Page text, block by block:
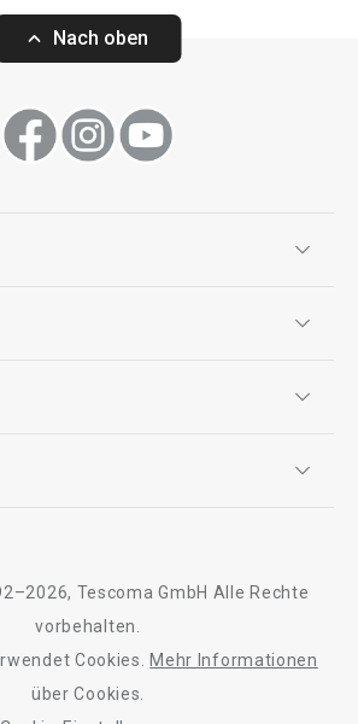
Nach oben
Tescoma GmbH Alle Rechte
vorbehalten.
Cookies.
Mehr Informationen
über Cookies.